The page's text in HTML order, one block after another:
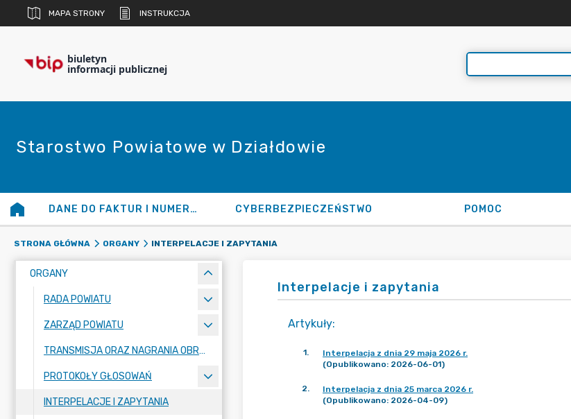
MAPA STRONY INSTRUKCJA
biuletyn
informacji publicznej
Starostwo Powiatowe w Działdowie
DANE DO FAKTUR I NUMERY KONT CYBERBEZPIECZEŃSTWO POMOC
STRONA GŁÓWNA ORGANY INTERPELACJE I ZAPYTANIA
ORGANY
RADA POWIATU
ZARZĄD POWIATU
TRANSMISJA ORAZ NAGRANIA OBRAD SESJI
PROTOKOŁY GŁOSOWAŃ
INTERPELACJE I ZAPYTANIA
Interpelacje i zapytania
Artykuły:
1.
Interpelacja z dnia 29 maja 2026 r.
(Opublikowano: 2026-06-01)
2.
Interpelacja z dnia 25 marca 2026 r.
(Opublikowano: 2026-04-09)